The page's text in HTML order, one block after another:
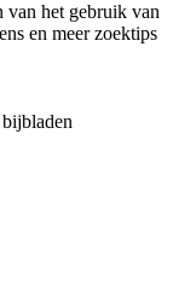
van het gebruik van
en meer zoektips